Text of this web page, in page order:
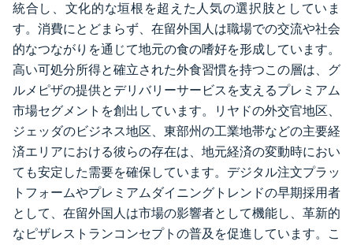
統合し、文化的な垣根を超えた人気の選択肢としていま
す。消費にとどまらず、在留外国人は職場での交流や社会
的なつながりを通じて地元の食の嗜好を形成しています。
高い可処分所得と確立された外食習慣を持つこの層は、グ
ルメピザの提供とデリバリーサービスを支えるプレミアム
市場セグメントを創出しています。リヤドの外交官地区、
ジェッダのビジネス地区、東部州の工業地帯などの主要経
済エリアにおける彼らの存在は、地元経済の変動時におい
ても安定した需要を確保しています。デジタル注文プラッ
トフォームやプレミアムダイニングトレンドの早期採用者
として、在留外国人は市場の影響者として機能し、革新的
なピザレストランコンセプトの普及を促進しています。こ